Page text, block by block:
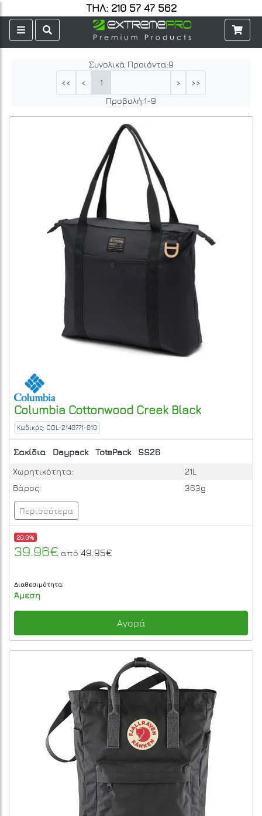
ΤΗΛ: 210 57 47 562
Συνολικά Προιόντα:9
<<
< 1 >
>>
Προβολή:1-9
Columbia Cottonwood Creek Black
Κωδικός: COL-2140771-010
Σακίδια Daypack TotePack
SS26
Χωρητικότητα:
21L
Βάρος:
363g
Περισσότερα
20.0%
39.96€ από 49.95€
Διαθεσιμότητα:
Άμεση
Αγορά